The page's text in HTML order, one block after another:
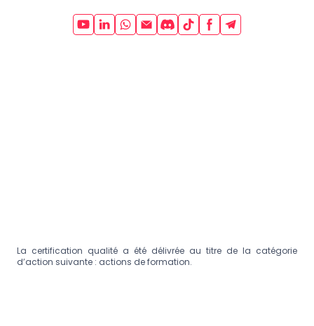
La certification qualité a été délivrée au titre de la catégorie
d’action suivante : actions de formation.